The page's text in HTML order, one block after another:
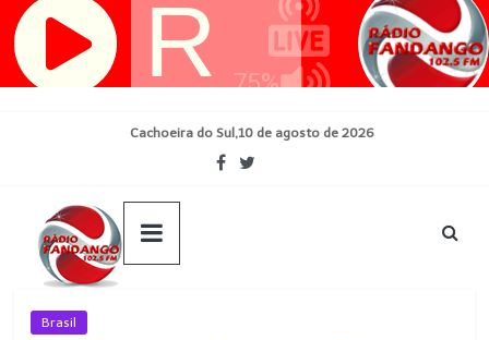
Pular
para
Cachoeira do Sul,10 de agosto de 2026
Brasil